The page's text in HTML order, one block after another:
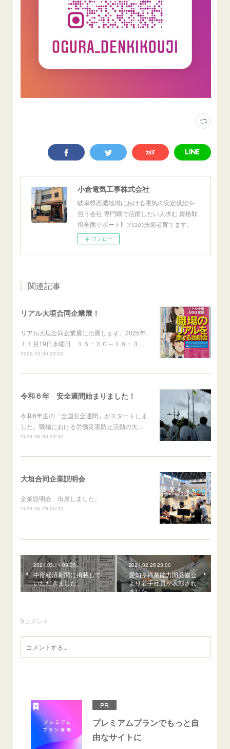
小倉電気工事株式会社
岐阜県西濃地域における電気の安定供給を
担う会社 専門職で活躍したい人求む 資格取
得全面サポート‼ プロの技術者育てます。
フォロー
関連記事
リアル大垣合同企業展！
リアル大垣合同企業展に出展します。2025年
１１月19日水曜日 １５：００～１８：３…
2025.10.30 23:00
令和６年 安全週間始まりました！
令和6年度の「全国安全週間」がスタートしま
した。⁡職場における労働災害防止活動の大…
2024.06.30 23:30
大垣合同企業説明会
企業説明会 出展しました。
2024.06.29 05:42
2021.03.11 09:35
中部経済新聞に掲載して
いただきました。
2021.02.28 23:00
愛知県職業能力開発協会
より若手社員が表彰され
ました。
0コメント
PR
プレミアムプランでもっと自
由なサイトに